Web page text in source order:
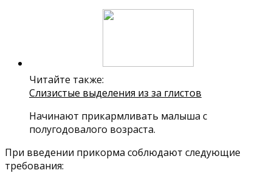
Читайте также:
Слизистые выделения из за глистов
Начинают прикармливать малыша с
полугодовалого возраста.
При введении прикорма соблюдают следующие
требования: